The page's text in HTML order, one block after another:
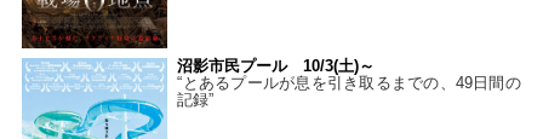
沼影市民プール 10/3(土)～
“とあるプールが息を引き取るまでの、49日間の
記録”